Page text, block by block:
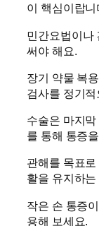
이 핵심이랍니
민간요법이나
써야 해요.
장기 약물 복
검사를 정기
수술은 마지
를 통해 통증
관해를 목표
활을 유지하
작은 손 통증
용해 보세요.